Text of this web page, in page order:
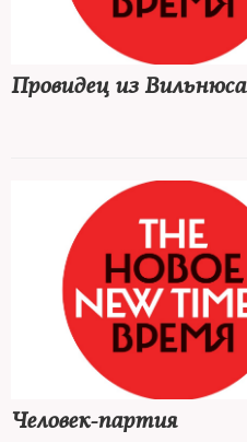
Провидец из Вильнюса
Человек-партия